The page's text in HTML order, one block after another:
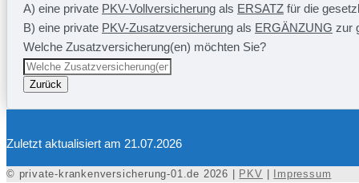
A) eine private PKV-Vollversicherung als ERSATZ für die
B) eine private PKV-Zusatzversicherung als ERGÄNZUNG zur
Welche Zusatzversicherung(en) möchten Sie?
Zurück
Zuletzt aktualisiert am 21.07.2026
© private-krankenversicherung-01.de 2026 | PKV Impressum